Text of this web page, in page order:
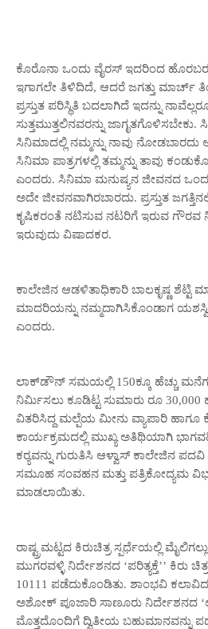
ಕೊರೊನಾ ಒಂದು ವೈರಸ್ ಇದರಿಂದ
ಇಗಾಗಲೇ ತಿಳಿದಿದೆ, ಆದರೆ ಜಗತ್ತು ಮಾರ್ಚ್
ಪ್ರಸ್ತುತ ಪರಿಸ್ಥಿತಿ ಬದಲಾಗಿದೆ ಇದನ್ನು
ಸುತ್ತಮುತ್ತಲಿನವರನ್ನು
ಸಿನಿಮಾದಲ್ಲಿ ನಮ್ಮನ್ನು ನಾವು
ಸಿನಿಮಾ ಪಾತ್ರಗಳಲ್ಲಿ ತಮ್ಮನ್ನು ತಾವು
ಎಂದರು. ಸಿನಿಮಾ ಮನುಷ್ಯನ ಜೀವನದ
ಅದೇ ಜೀವನವಾಗಿರಬಾರದು. ಪ್ರಸ್ತುತ
ಕೃಷಿಕರಂತೆ ನಟಿಸುವ ನಟರಿಗೆ ಇರುವ ಗೌರವ
ಇರುವುದು ವಿಷಾದಕರ.
ಕಾಲೇಜಿನ ಆಡಳಿತಾಧಿಕಾರಿ ಬಾಲಕೃಷ್ಣ ಶೆಟ್ಟಿ
ಮಾದರಿಯನ್ನು ನಮ್ಮದಾಗಿಸಿಕೊಂಡಾಗ ಯಶಸ್ವಿ
ಎಂದರು.
ಲಾಕ್‌ಡೌನ್ ಸಮಯಲ್ಲಿ 150ಕ್ಕೂ ಹೆಚ್ಚು
ನಿರ್ಮಿಸಲು ಕೂಡಿಟ್ಟ ಸುಮಾರು ರೂ
ವಿತರಿಸಿದ್ದ ಮಲ್ಪೆಯ ಮೀನು ವ್ಯಾಪಾರಿ
ಕಾರ್ಯಕ್ರಮದಲ್ಲಿ ಮುಖ್ಯ ಅತಿಥಿಯಾಗಿ
ಕರ‍್ಯವನ್ನು ಗುರುತಿಸಿ ಆಳ್ವಾಸ್ ಕಾಲೇಜಿನ
ಸಮೂಹ ಸಂವಹನ ಮತ್ತು ಪತ್ರಿಕೋದ್ಯಮ
ಮಾಡಲಾಯಿತು.
ರಾಷ್ಟ್ರಮಟ್ಟದ ಕಿರುಚಿತ್ರ ಸ್ಪರ್ಧೆಯಲ್ಲಿ
ಮುಗರವಳ್ಳಿ ನಿರ್ದೇಶನದ ‘ಪರಿತ್ಯಕ್ತೆ’’ ಕಿರು
10111 ಪಡೆದುಕೊಂಡಿತು. ಶಾಂಭವಿ
ಅಶೋಕ್ ಪೂಜಾರಿ ಸಾಣೂರು ನಿರ್ದೇಶನದ
ಮೊತ್ತದೊಂದಿಗೆ ದ್ವಿತೀಯ ಬಹುಮಾನವನ್ನು